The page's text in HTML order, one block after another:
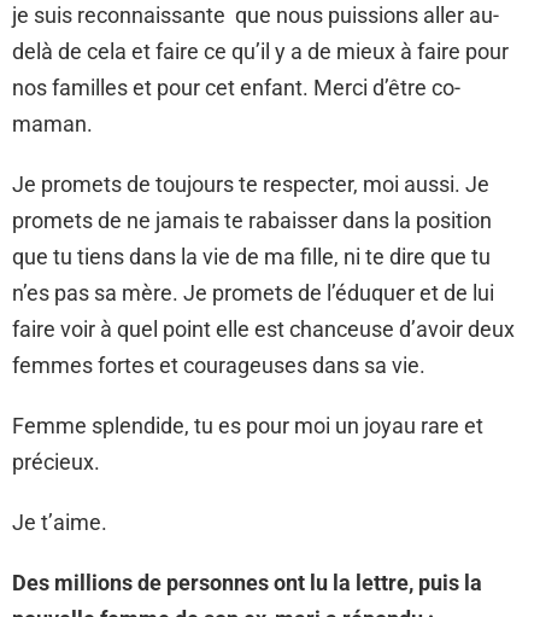
je suis reconnaissante que nous puissions aller au-
delà de cela et faire ce qu’il y a de mieux à faire pour
nos familles et pour cet enfant. Merci d’être co-
maman.
Je promets de toujours te respecter, moi aussi. Je
promets de ne jamais te rabaisser dans la position
que tu tiens dans la vie de ma fille, ni te dire que tu
n’es pas sa mère. Je promets de l’éduquer et de lui
faire voir à quel point elle est chanceuse d’avoir deux
femmes fortes et courageuses dans sa vie.
Femme splendide, tu es pour moi un joyau rare et
précieux.
Je t’aime.
Des millions de personnes ont lu la lettre, puis la